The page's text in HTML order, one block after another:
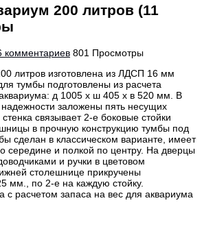
200 литров (11
комментариев 801 Просмотры
литров изготовлена из ЛДСП 16 мм
тумбы подготовлены из расчета
д 1005 х ш 405 х в 520 мм. В
заложены пять несущих
связывает 2-е боковые стойки
в прочную конструкцию тумбы под
сделан в классическом варианте, имеет
середине и полкой по центру. На дверцы
и ручки в цветовом
столешнице прикручены
мм., по 2-е на каждую стойку.
с расчетом запаса на вес для аквариума